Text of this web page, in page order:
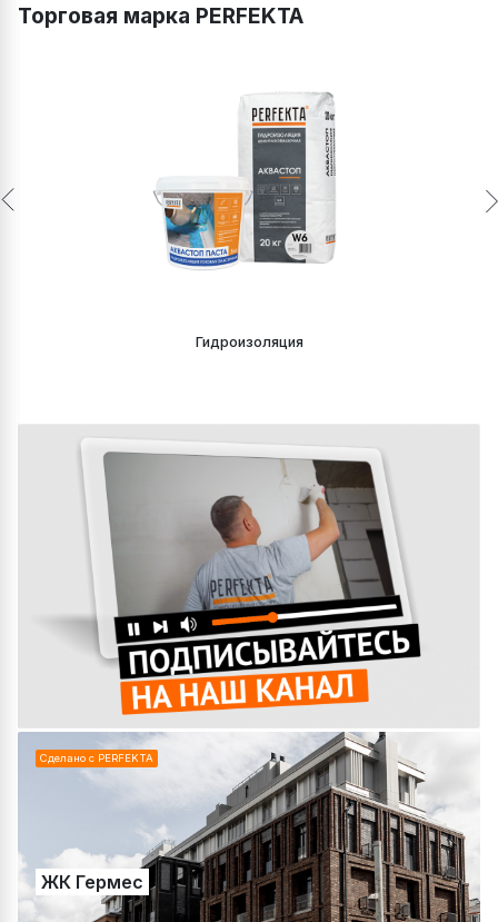
Торговая марка PERFEKTA
Гидроизоляция
Сделано с PERFEKTA
ЖК Гермес